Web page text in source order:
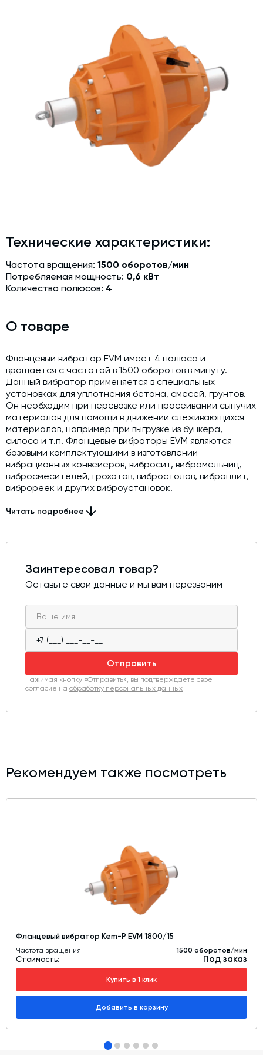
Затворы для силосов и дозаторов
Промышленные фильтры и комплектующие
Авто и Ж/Д весы
Оборудование для производства ЖБИ
Пневмооборудование
Телескопические загрузчики
Модернизация и техническое перевооружение
производств
Срочная техпомощь. Онлайн-обследование и ремонт
Доставка, шеф-монтаж и пуско-наладка и обучение
Автоматизированные системы управления (АСУ ТП) любой
сложности
Подбор и поставка комплектующих под любой завод
Экспертиза промышленной безопасности
Технический аудит бетонных заводов и производств
Проектирование технологических линий,промышленных
зданий и сооружений
Технические характеристики:
Частота вращения: 1500 оборотов/мин
Потребляемая мощность: 0,6 кВт
Количество полюсов: 4
О товаре
Фланцевый вибратор EVM имеет 4 полюса и
вращается с частотой в 1500 оборотов в минуту.
Данный вибратор применяется в специальных
установках для уплотнения бетона, смесей, грунтов.
Он необходим при перевозке или просеивании сыпучих
материалов для помощи в движении слеживающихся
материалов, например при выгрузке из бункера,
силоса и т.п. Фланцевые вибраторы EVM являются
базовыми комплектующими в изготовлении
вибрационных конвейеров, вибросит, вибромельниц,
вибросмесителей, грохотов, вибростолов, виброплит,
виброреек и других виброустановок.
Читать подробнее
Заинтересовал товар?
Оставьте свои данные и мы вам перезвоним
Отправить
Нажимая кнопку «Отправить», вы подтверждаете свое
согласие на обработку персональных данных
Рекомендуем также посмотреть
Фланцевый вибратор Kem-P EVM 1800/15
Частота вращения 1500 оборотов/мин
Стоимость: Под заказ
Купить в 1 клик
Добавить в корзину